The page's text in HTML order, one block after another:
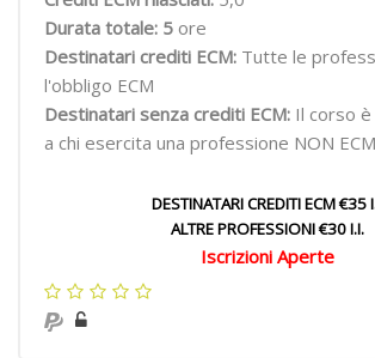
Durata totale: 5 ore
Destinatari crediti ECM: Tutte le
l'obbligo ECM
Destinatari senza crediti ECM: Il corso
a chi esercita una professione NON ECM
DESTINATARI CREDITI ECM €35
ALTRE PROFESSIONI €30 I.I.
Iscrizioni Aperte